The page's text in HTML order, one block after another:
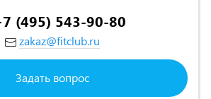
(495) 543-90-80
zakaz@fitclub.ru
Задать вопрос